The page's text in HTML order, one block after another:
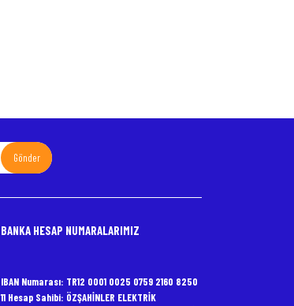
Gönder
BANKA HESAP NUMARALARIMIZ
IBAN Numarası: TR12 0001 0025 0759 2160 8250
11 Hesap Sahibi: ÖZŞAHİNLER ELEKTRİK